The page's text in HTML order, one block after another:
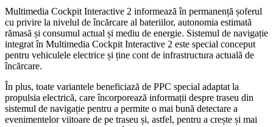
Multimedia Cockpit Interactive 2 informează în permanență șoferul
cu privire la nivelul de încărcare al bateriilor, autonomia estimată
rămasă și consumul actual și mediu de energie. Sistemul de navigație
integrat în Multimedia Cockpit Interactive 2 este special conceput
pentru vehiculele electrice și ține cont de infrastructura actuală de
încărcare.
În plus, toate variantele beneficiază de PPC special adaptat la
propulsia electrică, care încorporează informații despre traseu din
sistemul de navigație pentru a permite o mai bună detectare a
evenimentelor viitoare de pe traseu și, astfel, pentru a crește și mai